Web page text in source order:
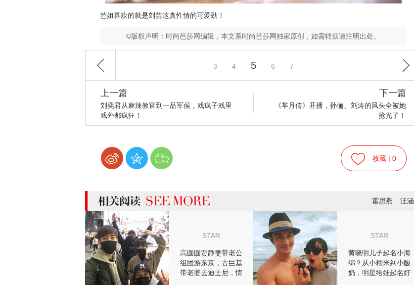
芭姐喜欢的就是刘芸这真性情的可爱劲！
©版权声明：时尚芭莎网编辑，本文系时尚芭莎网独家原创，如需转载请注明出处。
3 4 5 6 7
上一篇
刘奕君从麻辣教官到一品军侯，戏疯子戏里
戏外都疯狂！
下一篇
《芈月传》开播，孙俪、刘涛的风头全被她
抢光了！
收藏 | 0
more 相关阅读
霍思燕 汪涵
STAR
高圆圆贾静雯带老公
组团游东京，古巨基
带老婆去迪士尼，情
STAR
黄晓明儿子起名小海
绵？从小糯米到小酸
奶，明星给娃起名好